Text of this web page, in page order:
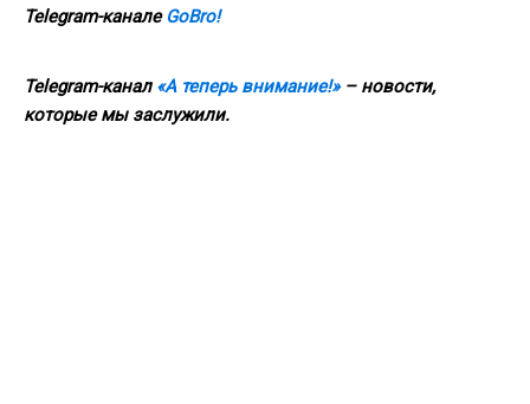
Telegram-канале GoBro!
Telegram-канал «А теперь внимание!»– новости,
которые мы заслужили.